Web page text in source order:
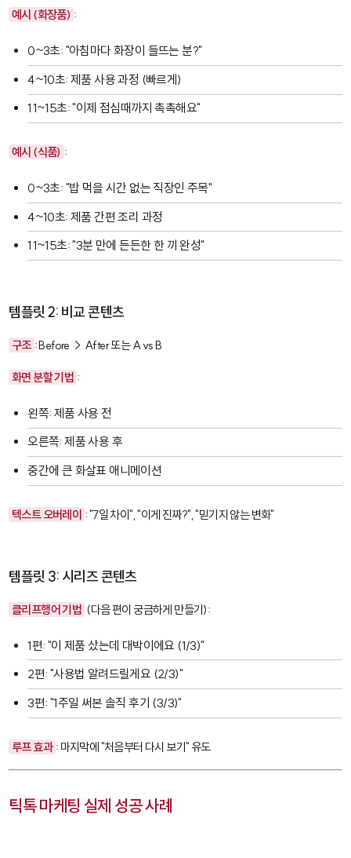
예시 (화장품) :
0~3초: "아침마다 화장이 들뜨는 분?"
4~10초: 제품 사용 과정 (빠르게)
11~15초: "이제 점심때까지 촉촉해요"
예시 (식품) :
0~3초: "밥 먹을 시간 없는 직장인 주목"
4~10초: 제품 간편 조리 과정
11~15초: "3분 만에 든든한 한 끼 완성"
템플릿 2: 비교 콘텐츠
구조 : Before → After 또는 A vs B
화면 분할 기법 :
왼쪽: 제품 사용 전
오른쪽: 제품 사용 후
중간에 큰 화살표 애니메이션
텍스트 오버레이 : "7일 차이", "이게 진짜?", "믿기지 않는 변화"
템플릿 3: 시리즈 콘텐츠
클리프행어 기법 (다음 편이 궁금하게 만들기):
1편: "이 제품 샀는데 대박이에요 (1/3)"
2편: "사용법 알려드릴게요 (2/3)"
3편: "1주일 써본 솔직 후기 (3/3)"
루프 효과 : 마지막에 "처음부터 다시 보기" 유도
틱톡 마케팅 실제 성공 사례